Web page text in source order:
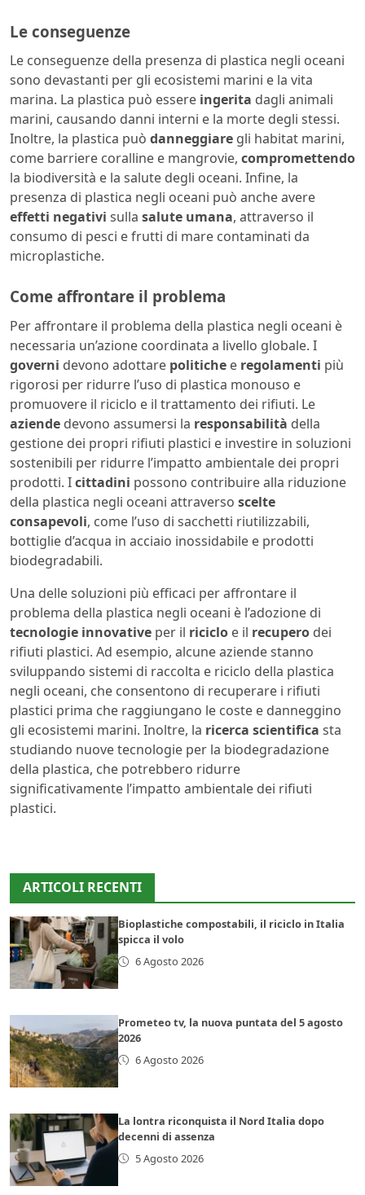
Le conseguenze
Le conseguenze della presenza di plastica negli oceani
sono devastanti per gli ecosistemi marini e la vita
marina. La plastica può essere ingerita dagli animali
marini, causando danni interni e la morte degli stessi.
Inoltre, la plastica può danneggiare gli habitat marini,
come barriere coralline e mangrovie, compromettendo
la biodiversità e la salute degli oceani. Infine, la
presenza di plastica negli oceani può anche avere
effetti negativi sulla salute umana, attraverso il
consumo di pesci e frutti di mare contaminati da
microplastiche.
Come affrontare il problema
Per affrontare il problema della plastica negli oceani è
necessaria un’azione coordinata a livello globale. I
governi devono adottare politiche e regolamenti più
rigorosi per ridurre l’uso di plastica monouso e
promuovere il riciclo e il trattamento dei rifiuti. Le
aziende devono assumersi la responsabilità della
gestione dei propri rifiuti plastici e investire in soluzioni
sostenibili per ridurre l’impatto ambientale dei propri
prodotti. Icittadini possono contribuire alla riduzione
della plastica negli oceani attraverso scelte
consapevoli, come l’uso di sacchetti riutilizzabili,
bottiglie d’acqua in acciaio inossidabile e prodotti
biodegradabili.
Una delle soluzioni più efficaci per affrontare il
problema della plastica negli oceani è l’adozione di
tecnologie innovative per il riciclo e il recupero dei
rifiuti plastici. Ad esempio, alcune aziende stanno
sviluppando sistemi di raccolta e riciclo della plastica
negli oceani, che consentono di recuperare i rifiuti
plastici prima che raggiungano le coste e danneggino
gli ecosistemi marini. Inoltre, la ricerca scientifica sta
studiando nuove tecnologie per la biodegradazione
della plastica, che potrebbero ridurre
significativamente l’impatto ambientale dei rifiuti
plastici.
ARTICOLI RECENTI
Bioplastiche compostabili, il riciclo in Italia
spicca il volo
6 Agosto 2026
Prometeo tv, la nuova puntata del 5 agosto
2026
6 Agosto 2026
La lontra riconquista il Nord Italia dopo
decenni di assenza
5 Agosto 2026